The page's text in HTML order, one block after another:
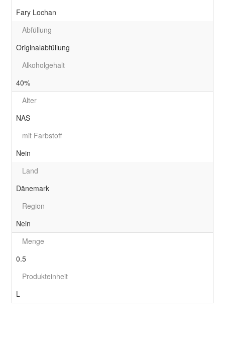
Fary Lochan
Abfüllung
Originalabfüllung
Alkoholgehalt
40%
Alter
NAS
mit Farbstoff
Nein
Land
Dänemark
Region
Nein
Menge
0.5
Produkteinheit
L